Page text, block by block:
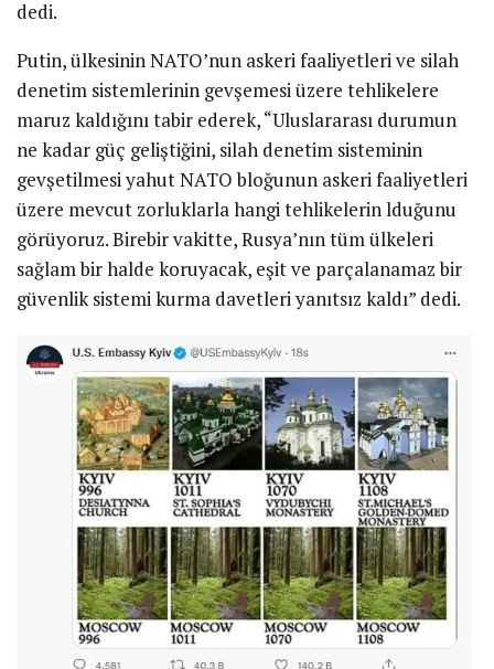
dedi.
Putin, ülkesinin NATO’nun askeri faaliyetleri ve silah
denetim sistemlerinin gevşemesi üzere tehlikelere
maruz kaldığını tabir ederek, “Uluslararası durumun
ne kadar güç geliştiğini, silah denetim sisteminin
gevşetilmesi yahut NATO bloğunun askeri faaliyetleri
üzere mevcut zorluklarla hangi tehlikelerin lduğunu
görüyoruz. Birebir vakitte, Rusya’nın tüm ülkeleri
sağlam bir halde koruyacak, eşit ve parçalanamaz bir
güvenlik sistemi kurma davetleri yanıtsız kaldı” dedi.